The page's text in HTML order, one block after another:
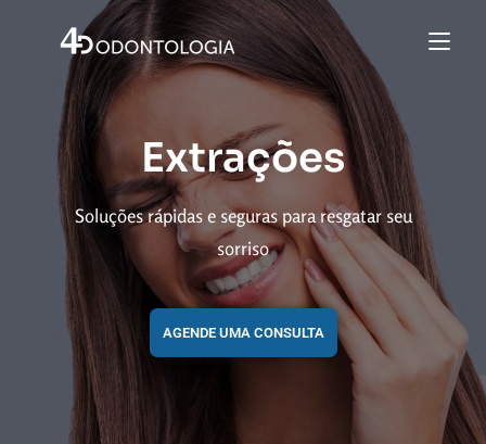
Extrações
Soluções rápidas e seguras para resgatar seu
sorriso
AGENDE UMA CONSULTA